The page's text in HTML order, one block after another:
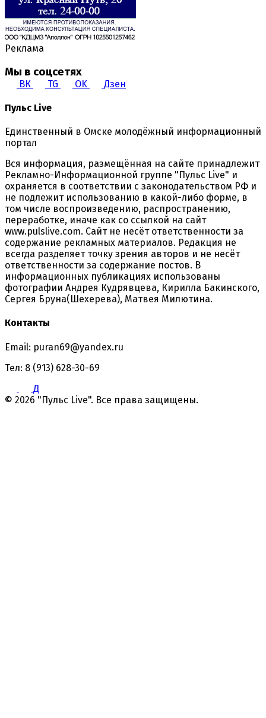
Реклама
Мы в соцсетях
ВК TG OK Дзен
Пульс Live
Единственный в Омске молодёжный информационный
портал
Вся информация, размещённая на сайте принадлежит
Рекламно-Информационной группе "Пульс Live" и
охраняется в соответствии с законодательством РФ и
не подлежит использованию в какой-либо форме, в
том числе воспроизведению, распространению,
переработке, иначе как со ссылкой на сайт
www.pulslive.com. Сайт не несёт ответственности за
содержание рекламных материалов. Редакция не
всегда разделяет точку зрения авторов и не несёт
ответственности за содержание постов. В
информационных публикациях использованы
фотографии Андрея Кудрявцева, Кирилла Бакинского,
Сергея Бруна(Шехерева), Матвея Милютина.
Контакты
Email: puran69@yandex.ru
Тел: 8 (913) 628-30-69
Д
© 2026 "Пульс Live". Все права защищены.